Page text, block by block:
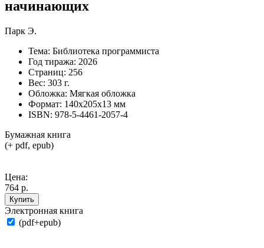
начинающих
Парк Э.
Тема: Библиотека программиста
Год тиража: 2026
Страниц: 256
Вес: 303 г.
Обложка: Мягкая обложка
Формат: 140х205х13 мм
ISBN: 978-5-4461-2057-4
Бумажная книга
(+ pdf, epub)
Цена:
764 р.
Купить
Электронная книга
(pdf+epub)